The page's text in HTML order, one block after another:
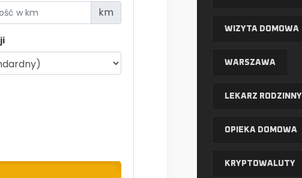
km
WIZYTA DOMOWA
WARSZAWA
LEKARZ RODZINNY
OPIEKA DOMOWA
KRYPTOWALUTY